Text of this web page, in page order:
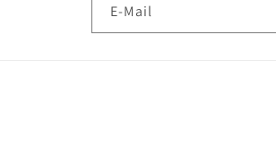
E-Mail